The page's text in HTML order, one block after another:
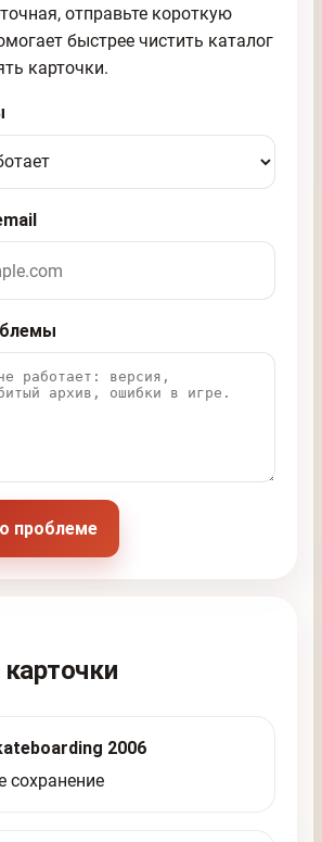
отправьте короткую
быстрее чистить каталог
карточки.
проблеме
2006
сохранение